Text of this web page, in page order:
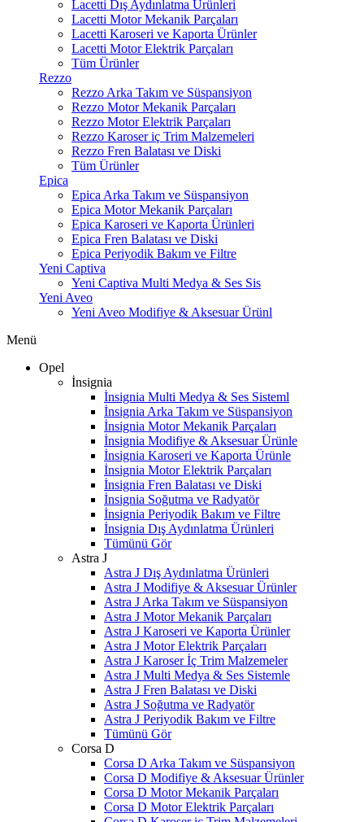
Lacetti Dış Aydınlatma Ürünleri
Lacetti Motor Mekanik Parçaları
Lacetti Karoseri ve Kaporta Ürünler
Lacetti Motor Elektrik Parçaları
Tüm Ürünler
Rezzo
Rezzo Arka Takım ve Süspansiyon
Rezzo Motor Mekanik Parçaları
Rezzo Motor Elektrik Parçaları
Rezzo Karoser iç Trim Malzemeleri
Rezzo Fren Balatası ve Diski
Tüm Ürünler
Epica
Epica Arka Takım ve Süspansiyon
Epica Motor Mekanik Parçaları
Epica Karoseri ve Kaporta Ürünleri
Epica Fren Balatası ve Diski
Epica Periyodik Bakım ve Filtre
Yeni Captiva
Yeni Captiva Multi Medya & Ses Sis
Yeni Aveo
Yeni Aveo Modifiye & Aksesuar Ürünl
Menü
Opel
İnsignia
İnsignia Multi Medya & Ses Sisteml
İnsignia Arka Takım ve Süspansiyon
İnsignia Motor Mekanik Parçaları
İnsignia Modifiye & Aksesuar Ürünle
İnsignia Karoseri ve Kaporta Ürünle
İnsignia Motor Elektrik Parçaları
İnsignia Fren Balatası ve Diski
İnsignia Soğutma ve Radyatör
İnsignia Periyodik Bakım ve Filtre
İnsignia Dış Aydınlatma Ürünleri
Tümünü Gör
Astra J
Astra J Dış Aydınlatma Ürünleri
Astra J Modifiye & Aksesuar Ürünler
Astra J Arka Takım ve Süspansiyon
Astra J Motor Mekanik Parçaları
Astra J Karoseri ve Kaporta Ürünler
Astra J Motor Elektrik Parçaları
Astra J Karoser İç Trim Malzemeler
Astra J Multi Medya & Ses Sistemle
Astra J Fren Balatası ve Diski
Astra J Soğutma ve Radyatör
Astra J Periyodik Bakım ve Filtre
Tümünü Gör
Corsa D
Corsa D Arka Takım ve Süspansiyon
Corsa D Modifiye & Aksesuar Ürünler
Corsa D Motor Mekanik Parçaları
Corsa D Motor Elektrik Parçaları